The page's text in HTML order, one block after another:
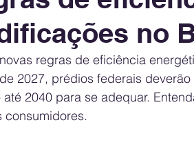
Energy Policy Brand Perception
United States Policy Global Policy
no
regras de eficiência
2027, prédios federais deverão
2040 para se adequar.
consumidores.